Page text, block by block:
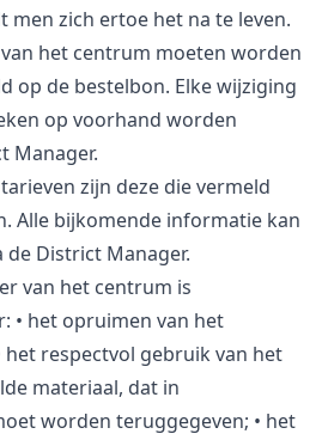
men zich ertoe het na te leven.
het centrum moeten worden
op de bestelbon. Elke wijziging
op voorhand worden
Manager.
zijn deze die vermeld
Alle bijkomende informatie kan
District Manager.
van het centrum is
• het opruimen van het
respectvol gebruik van het
materiaal, dat in
worden teruggegeven; • het